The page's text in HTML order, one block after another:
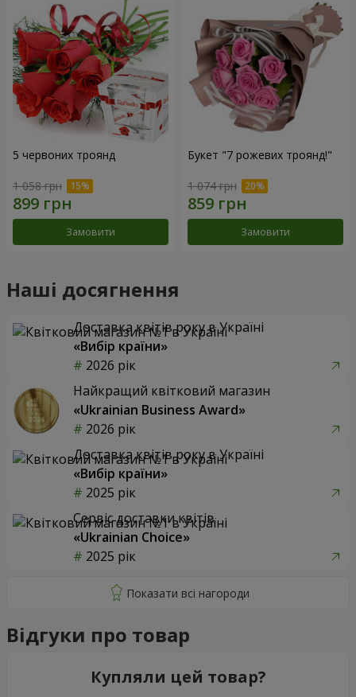
5 червоних троянд
1 058 грн
Замовити
Букет "7 рожевих троянд!"
1 074 грн
Замовити
Наші досягнення
Доставка квітів року в Україні
«Вибір країни»
2026 рік
Найкращий квітковий магазин
«Ukrainian Business Award»
2026 рік
Доставка квітів року в Україні
«Вибір країни»
2025 рік
Сервіс доставки квітів
«Ukrainian Choice»
2025 рік
Відгуки про товар
Купляли цей товар?